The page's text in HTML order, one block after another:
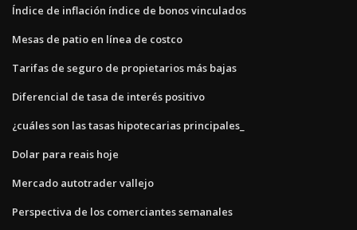
Índice de inflación índice de bonos vinculados
Mesas de patio en línea de costco
Tarifas de seguro de propietarios más bajas
Diferencial de tasa de interés positivo
¿cuáles son las tasas hipotecarias principales_
Dolar para reais hoje
Mercado autotrader vallejo
Perspectiva de los comerciantes semanales